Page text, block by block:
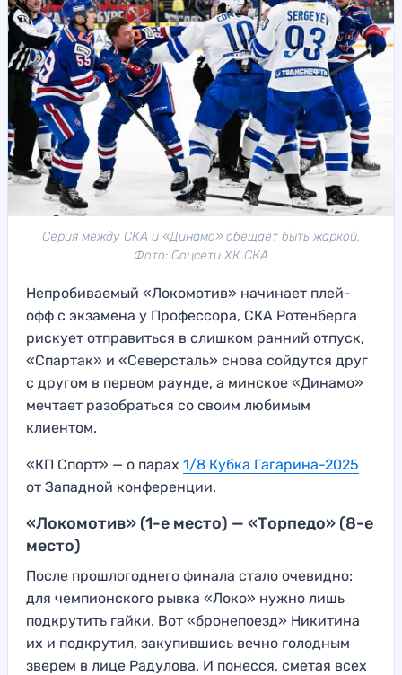
Серия между СКА и «Динамо» обещает быть жаркой.
Фото: Соцсети ХК СКА
Непробиваемый «Локомотив» начинает плей-
офф с экзамена у Профессора, СКА Ротенберга
рискует отправиться в слишком ранний отпуск,
«Спартак» и «Северсталь» снова сойдутся друг
с другом в первом раунде, а минское «Динамо»
мечтает разобраться со своим любимым
клиентом.
«КП Спорт» — о парах 1/8 Кубка Гагарина-2025
от Западной конференции.
«Локомотив» (1-е место) — «Торпедо» (8-е
место)
После прошлогоднего финала стало очевидно:
для чемпионского рывка «Локо» нужно лишь
подкрутить гайки. Вот «бронепоезд» Никитина
их и подкрутил, закупившись вечно голодным
зверем в лице Радулова. И понесся, сметая всех